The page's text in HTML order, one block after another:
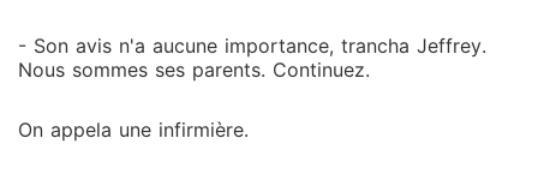
- Son avis n'a aucune importance, trancha Jeffrey.
Nous sommes ses parents. Continuez.
On appela une infirmière.